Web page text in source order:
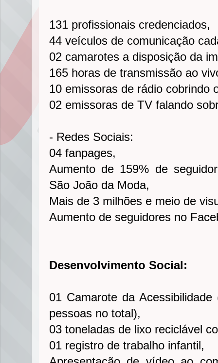
131 profissionais credenciados,
44 veículos de comunicação
02 camarotes a disposição da
165 horas de transmissão ao
10 emissoras de rádio cobrindo
02 emissoras de TV falando
- Redes Sociais:
04 fanpages,
Aumento de 159% de
São João da Moda,
Mais de 3 milhões e meio de
Aumento de seguidores no
Desenvolvimento Social:
01 Camarote da
pessoas no total),
03 toneladas de lixo reciclável
01 registro de trabalho infantil,